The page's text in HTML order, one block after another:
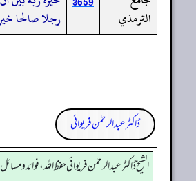
الترمذي
رجلا صالحا
ڈاکٹر عبدالرحمٰن فریوائی
الشیخ ڈاکٹر عبد الرحمٰن فریوائی حفظ اللہ، فوائد و